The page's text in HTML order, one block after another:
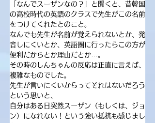
「なんでスーザンなの？」と聞くと、昔韓国
の高校時代の英語のクラスで先生がこの名前
をつけてくれたとのこと。
なんでも先生が名前が覚えられないとか、発
音しにくいとか、英語圏に行ったらこの方が
便利だからとか理由だとか…。
その時のしんちゃんの反応は正直に言えば、
複雑なものでした。
先生が言いにくいからってそれはないだろう
という思いと、
自分はある日突然スーザン（もしくは、ジョ
ン）になれない！という強い抵抗も感じまし